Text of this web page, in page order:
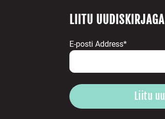
LIITU UUDISKIRJAGA
E-posti Address*